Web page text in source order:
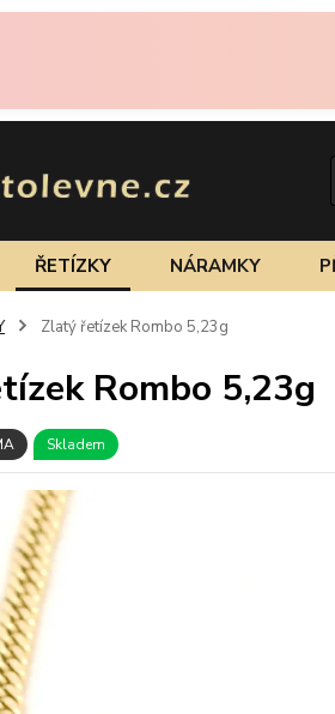
ŘETÍZKY NÁRAMKY
Zlatý řetízek Rombo 5,23g
Rombo 5,23g
Skladem